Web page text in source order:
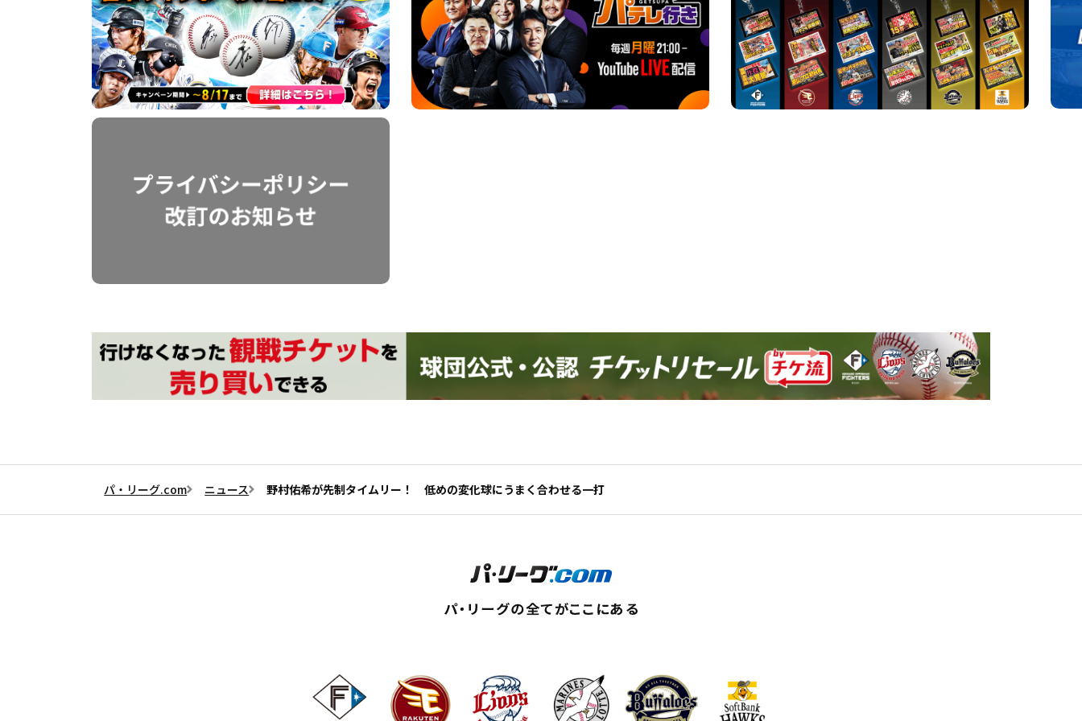
パ・リーグ.com ニュース 野村佑希が先制タイムリー！ 低めの変化球にうまく合わせる一打